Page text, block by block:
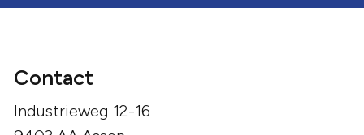
Contact
Industrieweg 12-16